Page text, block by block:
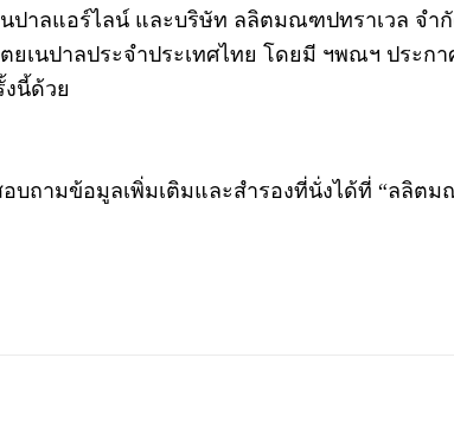
ปาลแอร์ไลน์ และบริษัท ลลิตมณฑปทราเวล จำ
ยเนปาลประจำประเทศไทย โดยมี ฯพณฯ ประก
งนี้ด้วย
ถามข้อมูลเพิ่มเติมและสำรองที่นั่งได้ที่ “ลลิตมณฑ